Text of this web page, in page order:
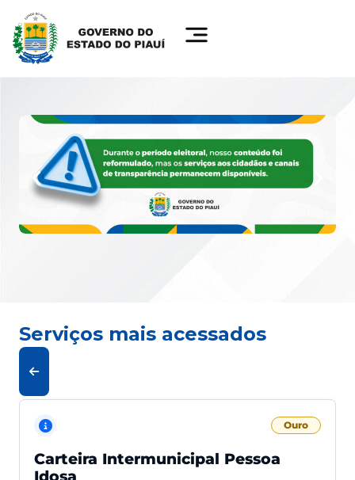
Serviços mais acessados
Ouro
Carteira Intermunicipal Pessoa